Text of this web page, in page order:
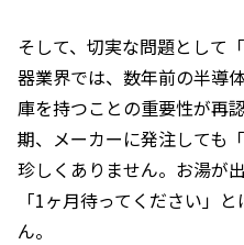
そして、切実な問題として
器業界では、数年前の半導
庫を持つことの重要性が再
期、メーカーに発注しても
珍しくありません。お湯が
「1ヶ月待ってください」
ん。